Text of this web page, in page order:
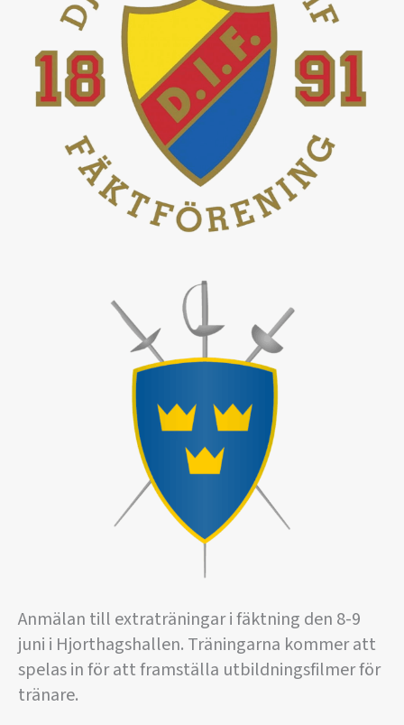
Anmälan till extraträningar i fäktning den 8-9
juni i Hjorthagshallen. Träningarna kommer att
spelas in för att framställa utbildningsfilmer för
tränare.